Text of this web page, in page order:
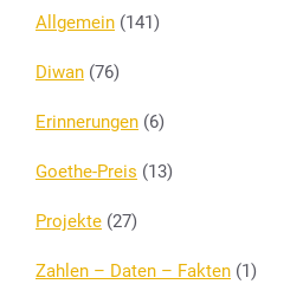
Allgemein (141)
Diwan (76)
Erinnerungen (6)
Goethe-Preis (13)
Projekte (27)
Zahlen – Daten – Fakten (1)